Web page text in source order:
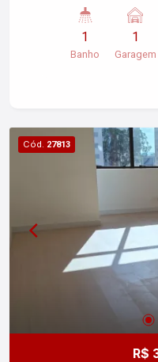
ou agendar uma
1
Banho
1
Garagem
Cód. 27813
R$